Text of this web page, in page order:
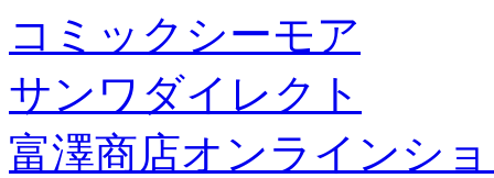
コミックシーモア
サンワダイレクト
富澤商店オンラインシ